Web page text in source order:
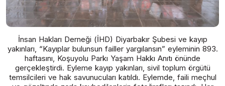
İnsan Hakları Derneği (İHD) Diyarbakır Şubesi ve kayıp
yakınları, “Kayıplar bulunsun failler yargılansın” eyleminin 893.
haftasını, Koşuyolu Parkı Yaşam Hakkı Anıtı önünde
gerçekleştirdi. Eyleme kayıp yakınları, sivil toplum örgütü
temsilcileri ve hak savunucuları katıldı. Eylemde, faili meçhul